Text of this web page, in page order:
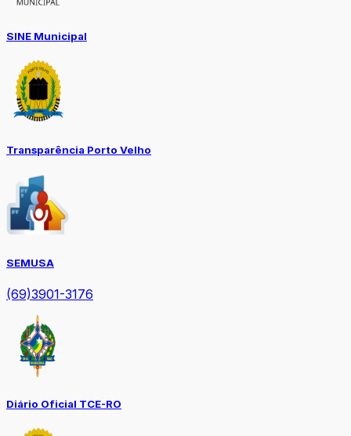
SINE Municipal
Transparência Porto Velho
SEMUSA
(69)3901-3176
Diário Oficial TCE-RO